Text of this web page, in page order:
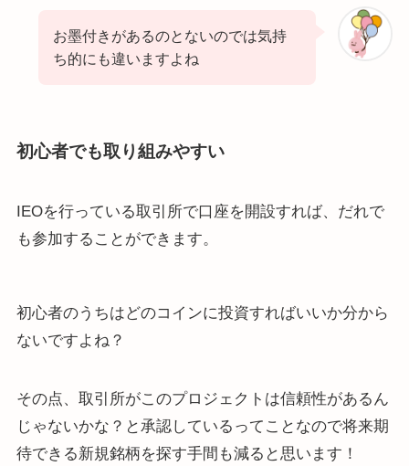
お墨付きがあるのとないのでは気持
ち的にも違いますよね
初心者でも取り組みやすい
IEOを行っている取引所で口座を開設すれば、だれで
も参加することができます。
初心者のうちはどのコインに投資すればいいか分から
ないですよね？
その点、取引所がこのプロジェクトは信頼性があるん
じゃないかな？と承認しているってことなので将来期
待できる新規銘柄を探す手間も減ると思います！